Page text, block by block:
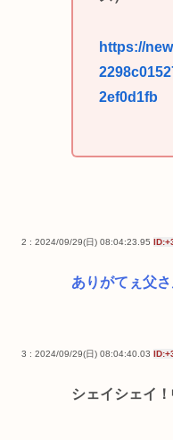
https://
2ef0d1fb
2 : 2024/09/29(日) 08:04:23.95
ありがてぇ父
3 : 2024/09/29(日) 08:04:40.03
シェイシェイ！